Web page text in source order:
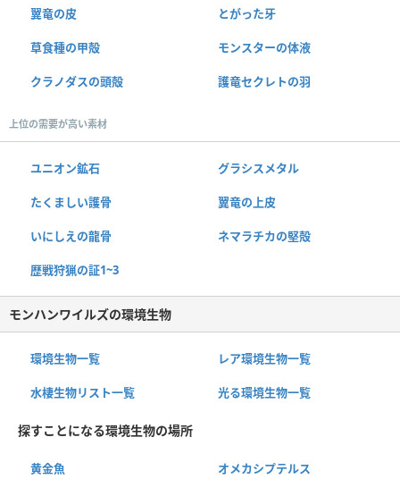
翼竜の皮 とがった牙
草食種の甲殻 モンスターの体液
クラノダスの頭殻 護竜セクレトの羽
上位の需要が高い素材
ユニオン鉱石 グラシスメタル
たくましい護骨 翼竜の上皮
いにしえの龍骨 ネマラチカの堅殻
歴戦狩猟の証1~3
モンハンワイルズの環境生物
環境生物一覧 レア環境生物一覧
水棲生物リスト一覧 光る環境生物一覧
探すことになる環境生物の場所
黄金魚 オメカシプテルス